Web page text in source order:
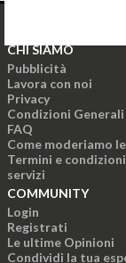
CHI SIAMO
Pubblicità
Lavora con noi
Privacy
Condizioni Generali
FAQ
Come moderiamo
Termini e
servizi
COMMUNITY
Login
Registrati
Le ultime Opinioni
Condividi la tua